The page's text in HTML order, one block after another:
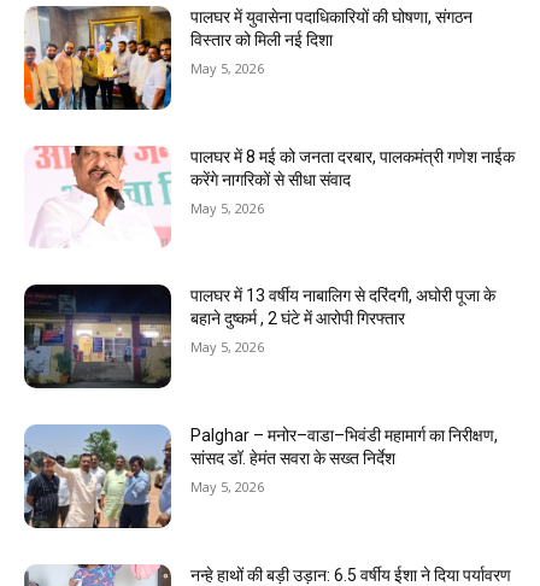
पालघर में युवासेना पदाधिकारियों की घोषणा, संगठन
विस्तार को मिली नई दिशा
May 5, 2026
पालघर में 8 मई को जनता दरबार, पालकमंत्री गणेश नाईक
करेंगे नागरिकों से सीधा संवाद
May 5, 2026
पालघर में 13 वर्षीय नाबालिग से दरिंदगी, अघोरी पूजा के
बहाने दुष्कर्म , 2 घंटे में आरोपी गिरफ्तार
May 5, 2026
Palghar – मनोर–वाडा–भिवंडी महामार्ग का निरीक्षण,
सांसद डॉ. हेमंत सवरा के सख्त निर्देश
May 5, 2026
नन्हे हाथों की बड़ी उड़ान: 6.5 वर्षीय ईशा ने दिया पर्यावरण